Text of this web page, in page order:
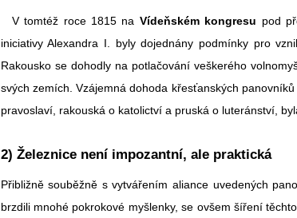
V tomtéž roce 1815 na Vídeňském kongresu pod
iniciativy Alexandra I. byly dojednány podmínky pro
Rakousko se dohodly na potlačování veškerého
svých zemích. Vzájemná dohoda křesťanských
pravoslaví, rakouská o katolictví a pruská o luteránství,
2) Železnice není impozantní, ale praktická
Přibližně souběžně s vytvářením aliance uvedených
brzdili mnohé pokrokové myšlenky, se ovšem šíření